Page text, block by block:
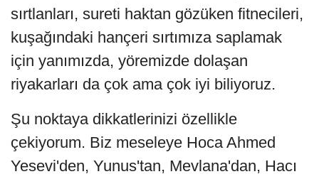
sırtlanları, sureti haktan gözüken fitnecileri,
kuşağındaki hançeri sırtımıza saplamak
için yanımızda, yöremizde dolaşan
riyakarları da çok ama çok iyi biliyoruz.
Şu noktaya dikkatlerinizi özellikle
çekiyorum. Biz meseleye Hoca Ahmed
Yesevi'den, Yunus'tan, Mevlana'dan, Hacı